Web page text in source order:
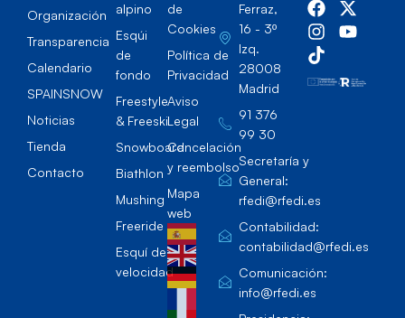
Organización
Transparencia
Calendario
SPAINSNOW
Noticias
Tienda
Contacto
alpino
Esqúi
de
fondo
Freestyle
& Freeski
Snowboard
Biathlon
Mushing
Freeride
Esquí de
velocidad
de
Cookies
Política de
Privacidad
Aviso
Legal
Cancelación
y reembolso
Mapa
web
Ferraz,
16 - 3º
Izq.
28008
Madrid
91 376
99 30
Secretaría y
General:
rfedi@rfedi.es
Contabilidad:
contabilidad@rfedi.es
Comunicación:
info@rfedi.es